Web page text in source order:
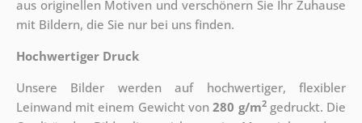
aus originellen Motiven und verschönern Sie Ihr Zuhause
mit Bildern, die Sie nur bei uns finden.
Hochwertiger Druck
Unsere Bilder werden auf hochwertiger, flexibler
Leinwand mit einem Gewicht von280 g/m2gedruckt. Die